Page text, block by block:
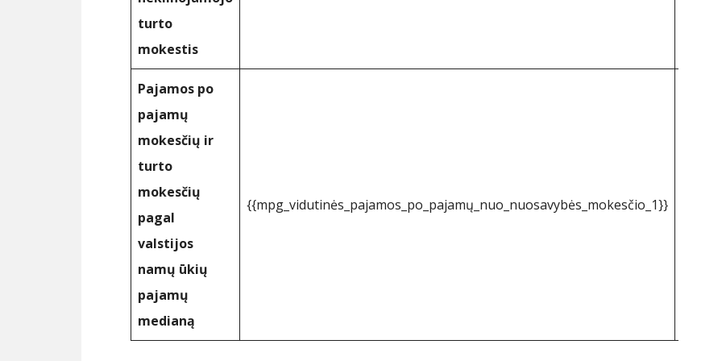
turto
mokestis
Pajamos po
pajamų
mokesčių ir
turto
mokesčių
pagal
valstijos
namų ūkių
pajamų
medianą
{{mpg_vidutinės_pajamos_po_pajamų_nuo_nuosavybės_mokesčio_1}}